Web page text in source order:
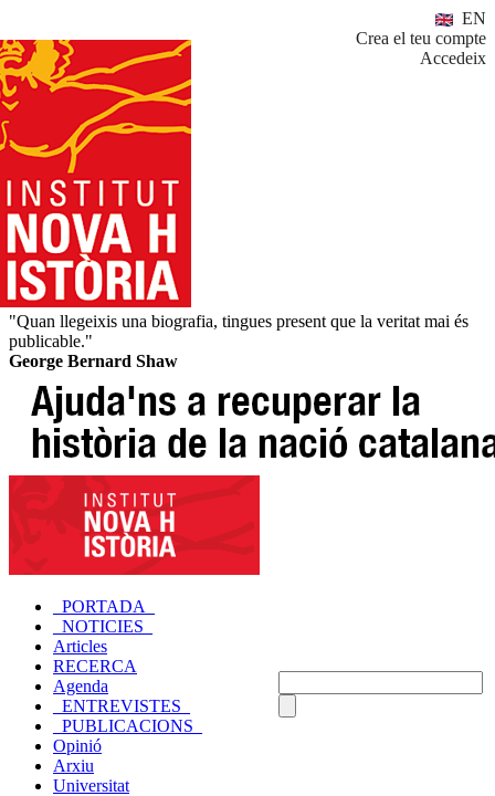
EN
Crea el teu compte
Accedeix
"Quan llegeixis una biografia, tingues present que la veritat mai és
publicable."
George Bernard Shaw
_PORTADA_
_NOTICIES_
Articles
RECERCA
Agenda
_ENTREVISTES_
_PUBLICACIONS_
Opinió
Arxiu
Universitat